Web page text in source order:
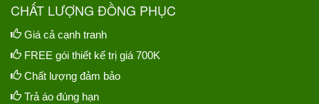
CHẤT LƯỢNG ĐỒNG PHỤC
Giá cả cạnh tranh
FREE gói thiết kế trị giá 700K
Chất lượng đảm bảo
Trả áo đúng hạn